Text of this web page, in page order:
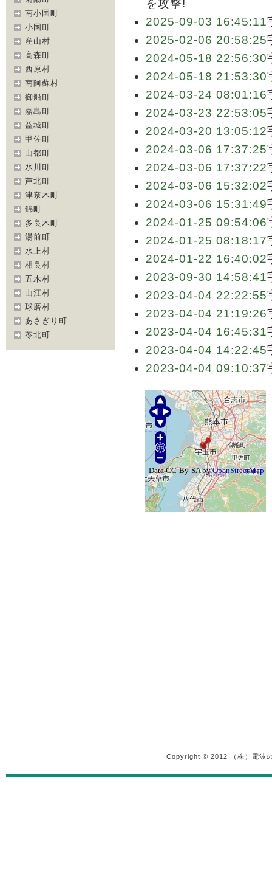
南小国町
小国町
産山村
高森町
西原村
南阿蘇村
御船町
嘉島町
益城町
甲佐町
山都町
氷川町
芦北町
津奈木町
錦町
多良木町
湯前町
水上村
相良村
五木村
山江村
球磨村
あさぎり町
苓北町
を攻撃!
2025-09-03 16:45:11
2025-02-06 20:58:25
2024-05-18 22:56:30
2024-05-18 21:53:30
2024-03-24 08:01:16
2024-03-23 22:53:05
2024-03-20 13:05:12
2024-03-06 17:37:25
2024-03-06 17:37:22
2024-03-06 15:32:02
2024-03-06 15:31:49
2024-01-25 09:54:06
2024-01-25 08:18:17
2024-01-22 16:40:02
2023-09-30 14:58:41
2023-04-04 22:22:55
2023-04-04 21:19:26
2023-04-04 16:45:31
2023-04-04 14:22:45
2023-04-04 09:10:37
Copyright © 2012 （株）電波